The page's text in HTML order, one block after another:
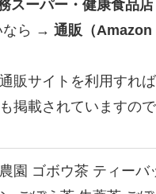
スーパー・健康食品店
なら → 通販（Amazon
販サイトを利用すれ
掲載されていますの
園 ゴボウ茶 ティー